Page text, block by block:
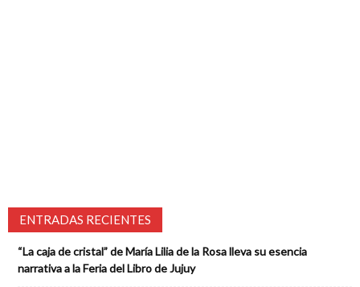
ENTRADAS RECIENTES
“La caja de cristal” de María Lilia de la Rosa lleva su esencia
narrativa a la Feria del Libro de Jujuy